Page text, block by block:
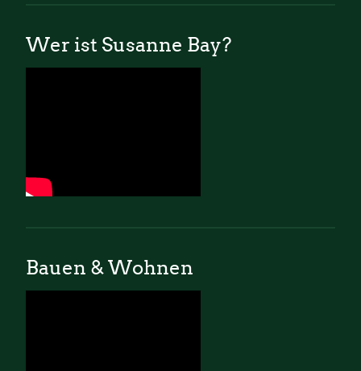
Wer ist Susanne Bay?
Bauen & Wohnen